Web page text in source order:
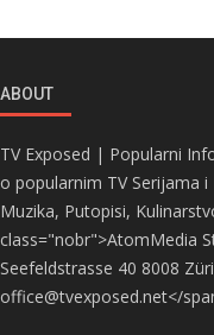
ABOUT
TV Exposed | Popularni
o popularnim TV Serijama
Muzika, Putopisi,
class="nobr">AtomMedia
Seefeldstrasse 40 8008
office@tvexposed.net</